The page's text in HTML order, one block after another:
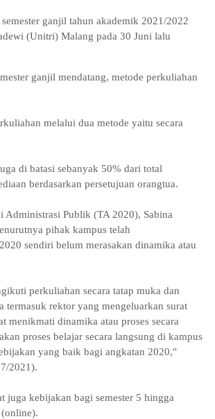
ganjil tahun akademik 2021/2022
(Unitri) Malang pada 30 Juni lalu
ganjil mendatang, metode perkuliahan
melalui dua metode yaitu secara
di batasi sebanyak 50% dari total
berdasarkan persetujuan orangtua.
Administrasi Publik (TA 2020), Sabina
pihak kampus telah
sendiri belum merasakan dinamika atau
perkuliahan secara tatap muka dan
termasuk rektor yang mengeluarkan surat
menikmati dinamika atau proses secara
proses belajar secara langsung di kampus
yang baik bagi angkatan 2020,"
2021).
juga kebijakan bagi semester 5 hingga
(online).